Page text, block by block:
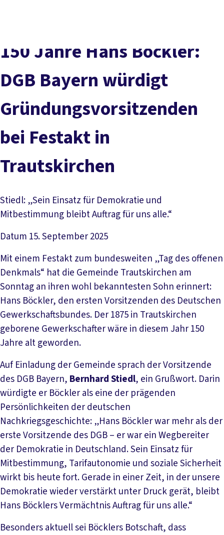
Service
Mitmachen
150 Jahre Hans Böckler:
DGB Bayern würdigt
Gründungsvorsitzenden
bei Festakt in
Trautskirchen
Stiedl: „Sein Einsatz für Demokratie und
Mitbestimmung bleibt Auftrag für uns alle.“
Datum 15. September 2025
Mit einem Festakt zum bundesweiten „Tag des offenen
Denkmals“ hat die Gemeinde Trautskirchen am
Sonntag an ihren wohl bekanntesten Sohn erinnert:
Hans Böckler, den ersten Vorsitzenden des Deutschen
Gewerkschaftsbundes. Der 1875 in Trautskirchen
geborene Gewerkschafter wäre in diesem Jahr 150
Jahre alt geworden.
Auf Einladung der Gemeinde sprach der Vorsitzende
des DGB Bayern, Bernhard Stiedl, ein Grußwort. Darin
würdigte er Böckler als eine der prägenden
Persönlichkeiten der deutschen
Nachkriegsgeschichte: „Hans Böckler war mehr als der
erste Vorsitzende des DGB – er war ein Wegbereiter
der Demokratie in Deutschland. Sein Einsatz für
Mitbestimmung, Tarifautonomie und soziale Sicherheit
wirkt bis heute fort. Gerade in einer Zeit, in der unsere
Demokratie wieder verstärkt unter Druck gerät, bleibt
Hans Böcklers Vermächtnis Auftrag für uns alle.“
Besonders aktuell sei Böcklers Botschaft, dass